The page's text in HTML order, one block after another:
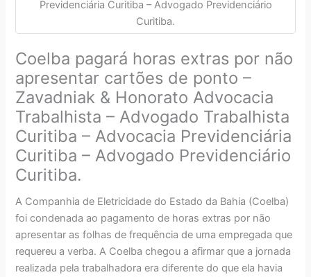
Coelba pagará horas extras por não
apresentar cartões de ponto –
Zavadniak & Honorato Advocacia
Trabalhista – Advogado Trabalhista
Curitiba – Advocacia Previdenciária
Curitiba – Advogado Previdenciário
Curitiba.
A Companhia de Eletricidade do Estado da Bahia (Coelba)
foi condenada ao pagamento de horas extras por não
apresentar as folhas de frequência de uma empregada que
requereu a verba. A Coelba chegou a afirmar que a jornada
realizada pela trabalhadora era diferente do que ela havia